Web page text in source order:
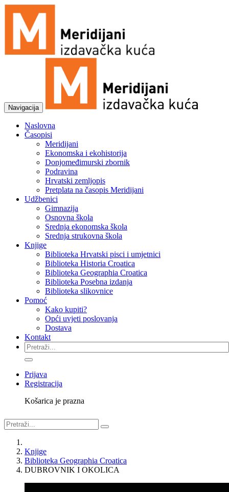
Navigacija
Naslovna
Časopisi
Meridijani
Ekonomska i ekohistorija
Donjomeđimurski zbornik
Podravina
Hrvatski zemljopis
Pretplata na časopis Meridijani
Udžbenici
Gimnazija
Osnovna škola
Srednja ekonomska škola
Srednja strukovna škola
Knjige
Biblioteka Hrvatski pisci i umjetnici
Biblioteka Historia Croatica
Biblioteka Geographia Croatica
Biblioteka Posebna izdanja
Biblioteka slikovnice
Pomoć
Kako kupiti?
Opći uvjeti poslovanja
Dostava
Kontakt
Prijava
Registracija
Košarica je prazna
Knjige
Biblioteka Geographia Croatica
DUBROVNIK I OKOLICA